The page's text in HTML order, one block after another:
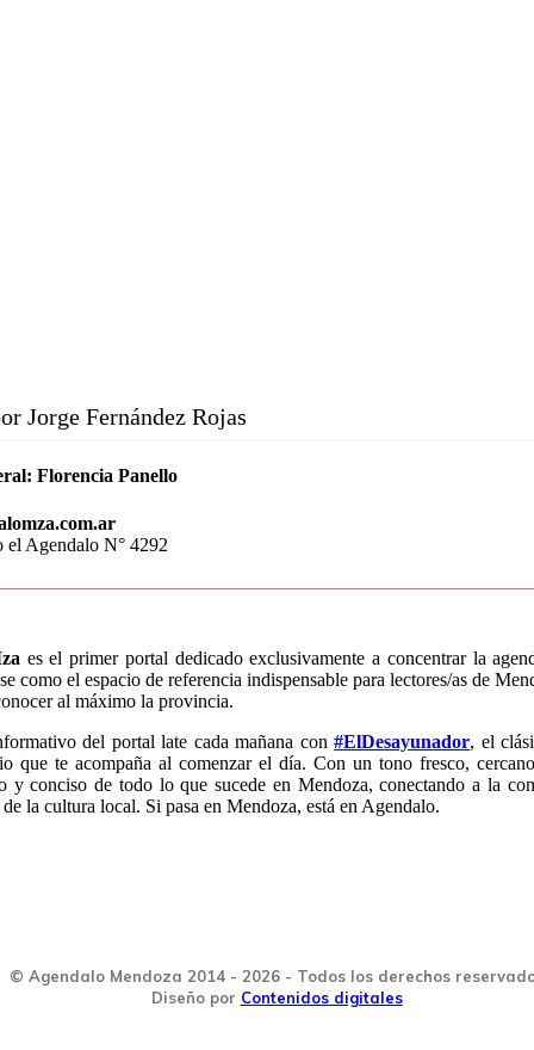
Jorge Fernández Rojas
Florencia Panello
el Agendalo N° 4292
es el primer portal dedicado exclusivamente a concentrar la
como el espacio de referencia indispensable para lectores/as de
al máximo la provincia.
del portal late cada mañana con#ElDesayunador, el
que te acompaña al comenzar el día. Con un tono fresco,
y conciso de todo lo que sucede en Mendoza, conectando a la
la cultura local. Si pasa en Mendoza, está en Agendalo.
© Agendalo Mendoza 2014 - 2026 - Todos los derechos
Diseño por Contenidos digitales